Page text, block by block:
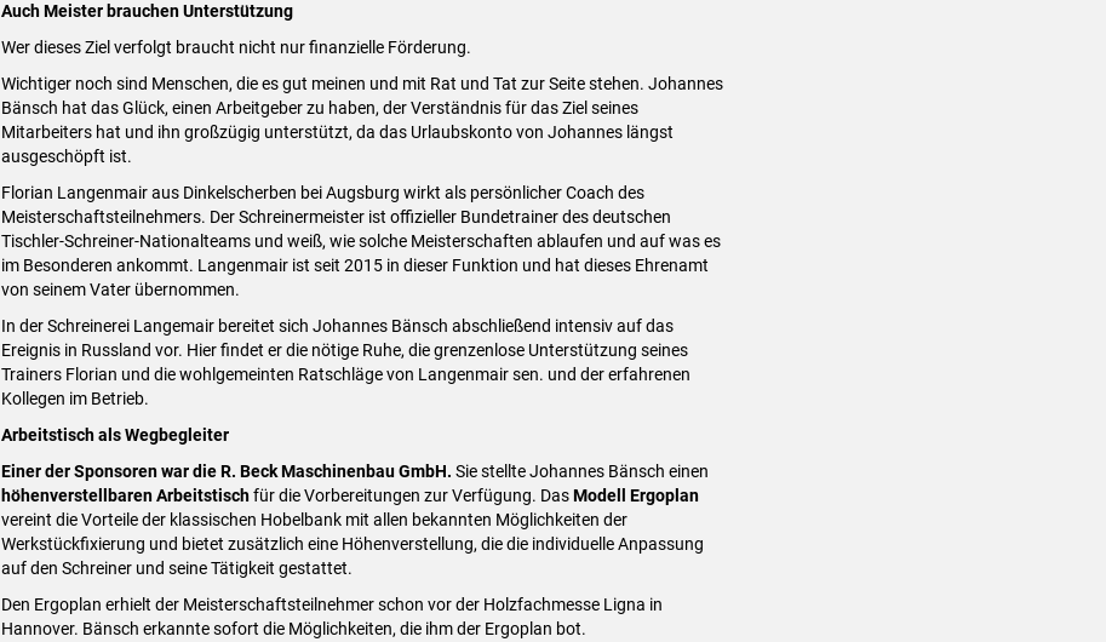
Auch Meister brauchen Unterstützung
Wer dieses Ziel verfolgt braucht nicht nur finanzielle Förderung.
Wichtiger noch sind Menschen, die es gut meinen und mit Rat und Tat zur Seite stehen. Johannes
Bänsch hat das Glück, einen Arbeitgeber zu haben, der Verständnis für das Ziel seines
Mitarbeiters hat und ihn großzügig unterstützt, da das Urlaubskonto von Johannes längst
ausgeschöpft ist.
Florian Langenmair aus Dinkelscherben bei Augsburg wirkt als persönlicher Coach des
Meisterschaftsteilnehmers. Der Schreinermeister ist offizieller Bundetrainer des deutschen
Tischler-Schreiner-Nationalteams und weiß, wie solche Meisterschaften ablaufen und auf was es
im Besonderen ankommt. Langenmair ist seit 2015 in dieser Funktion und hat dieses Ehrenamt
von seinem Vater übernommen.
In der Schreinerei Langemair bereitet sich Johannes Bänsch abschließend intensiv auf das
Ereignis in Russland vor. Hier findet er die nötige Ruhe, die grenzenlose Unterstützung seines
Trainers Florian und die wohlgemeinten Ratschläge von Langenmair sen. und der erfahrenen
Kollegen im Betrieb.
Arbeitstisch als Wegbegleiter
Einer der Sponsoren war die R. Beck Maschinenbau GmbH. Sie stellte Johannes Bänsch einen
höhenverstellbaren Arbeitstischfür die Vorbereitungen zur Verfügung. DasModell Ergoplan
vereint die Vorteile der klassischen Hobelbank mit allen bekannten Möglichkeiten der
Werkstückfixierung und bietet zusätzlich eine Höhenverstellung, die die individuelle Anpassung
auf den Schreiner und seine Tätigkeit gestattet.
Den Ergoplan erhielt der Meisterschaftsteilnehmer schon vor der Holzfachmesse Ligna in
Hannover. Bänsch erkannte sofort die Möglichkeiten, die ihm der Ergoplan bot.